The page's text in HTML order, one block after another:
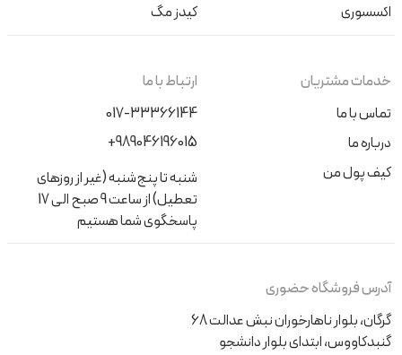
اکسسوری
کیدز مگ
خدمات مشتریان
تماس با ما
درباره ما
کیف پول من
ارتباط با ما
017-33366144
+989046196015
شنبه تا پنج‌شنبه (غیر از روزهای
تعطیل) از ساعت 9 صبح الی 17
پاسخگوی شما هستیم
آدرس فروشگاه حضوری
گرگان، بلوار ناهارخوران نبش عدالت 68
گنبدکاووس، ابتدای بلوار دانشجو